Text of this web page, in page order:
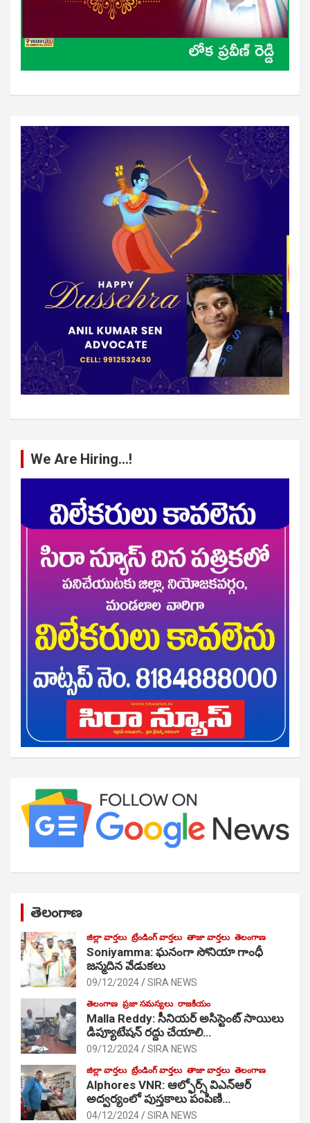
We Are Hiring…!
తెలంగాణ
జిల్లా వార్తలు ట్రేండింగ్ వార్తలు తాజా వార్తలు తెలంగాణ
Soniyamma: ఘ‌నంగా సోనియా గాంధీ
జ‌న్మ‌దిన వేడుక‌లు
09/12/2024 SIRA NEWS
తెలంగాణ ప్రజా సమస్యలు రాజకీయం
Malla Reddy: సీనియర్ అసిస్టెంట్ సాయిలు
డిప్యూటేషన్ రద్దు చేయాలి…
09/12/2024 SIRA NEWS
జిల్లా వార్తలు ట్రేండింగ్ వార్తలు తాజా వార్తలు తెలంగాణ
Alphores VNR: ఆల్ఫోర్స్ విఎన్ఆర్
అద్వర్యంలో పుస్తకాలు పంపిణి…
04/12/2024 SIRA NEWS